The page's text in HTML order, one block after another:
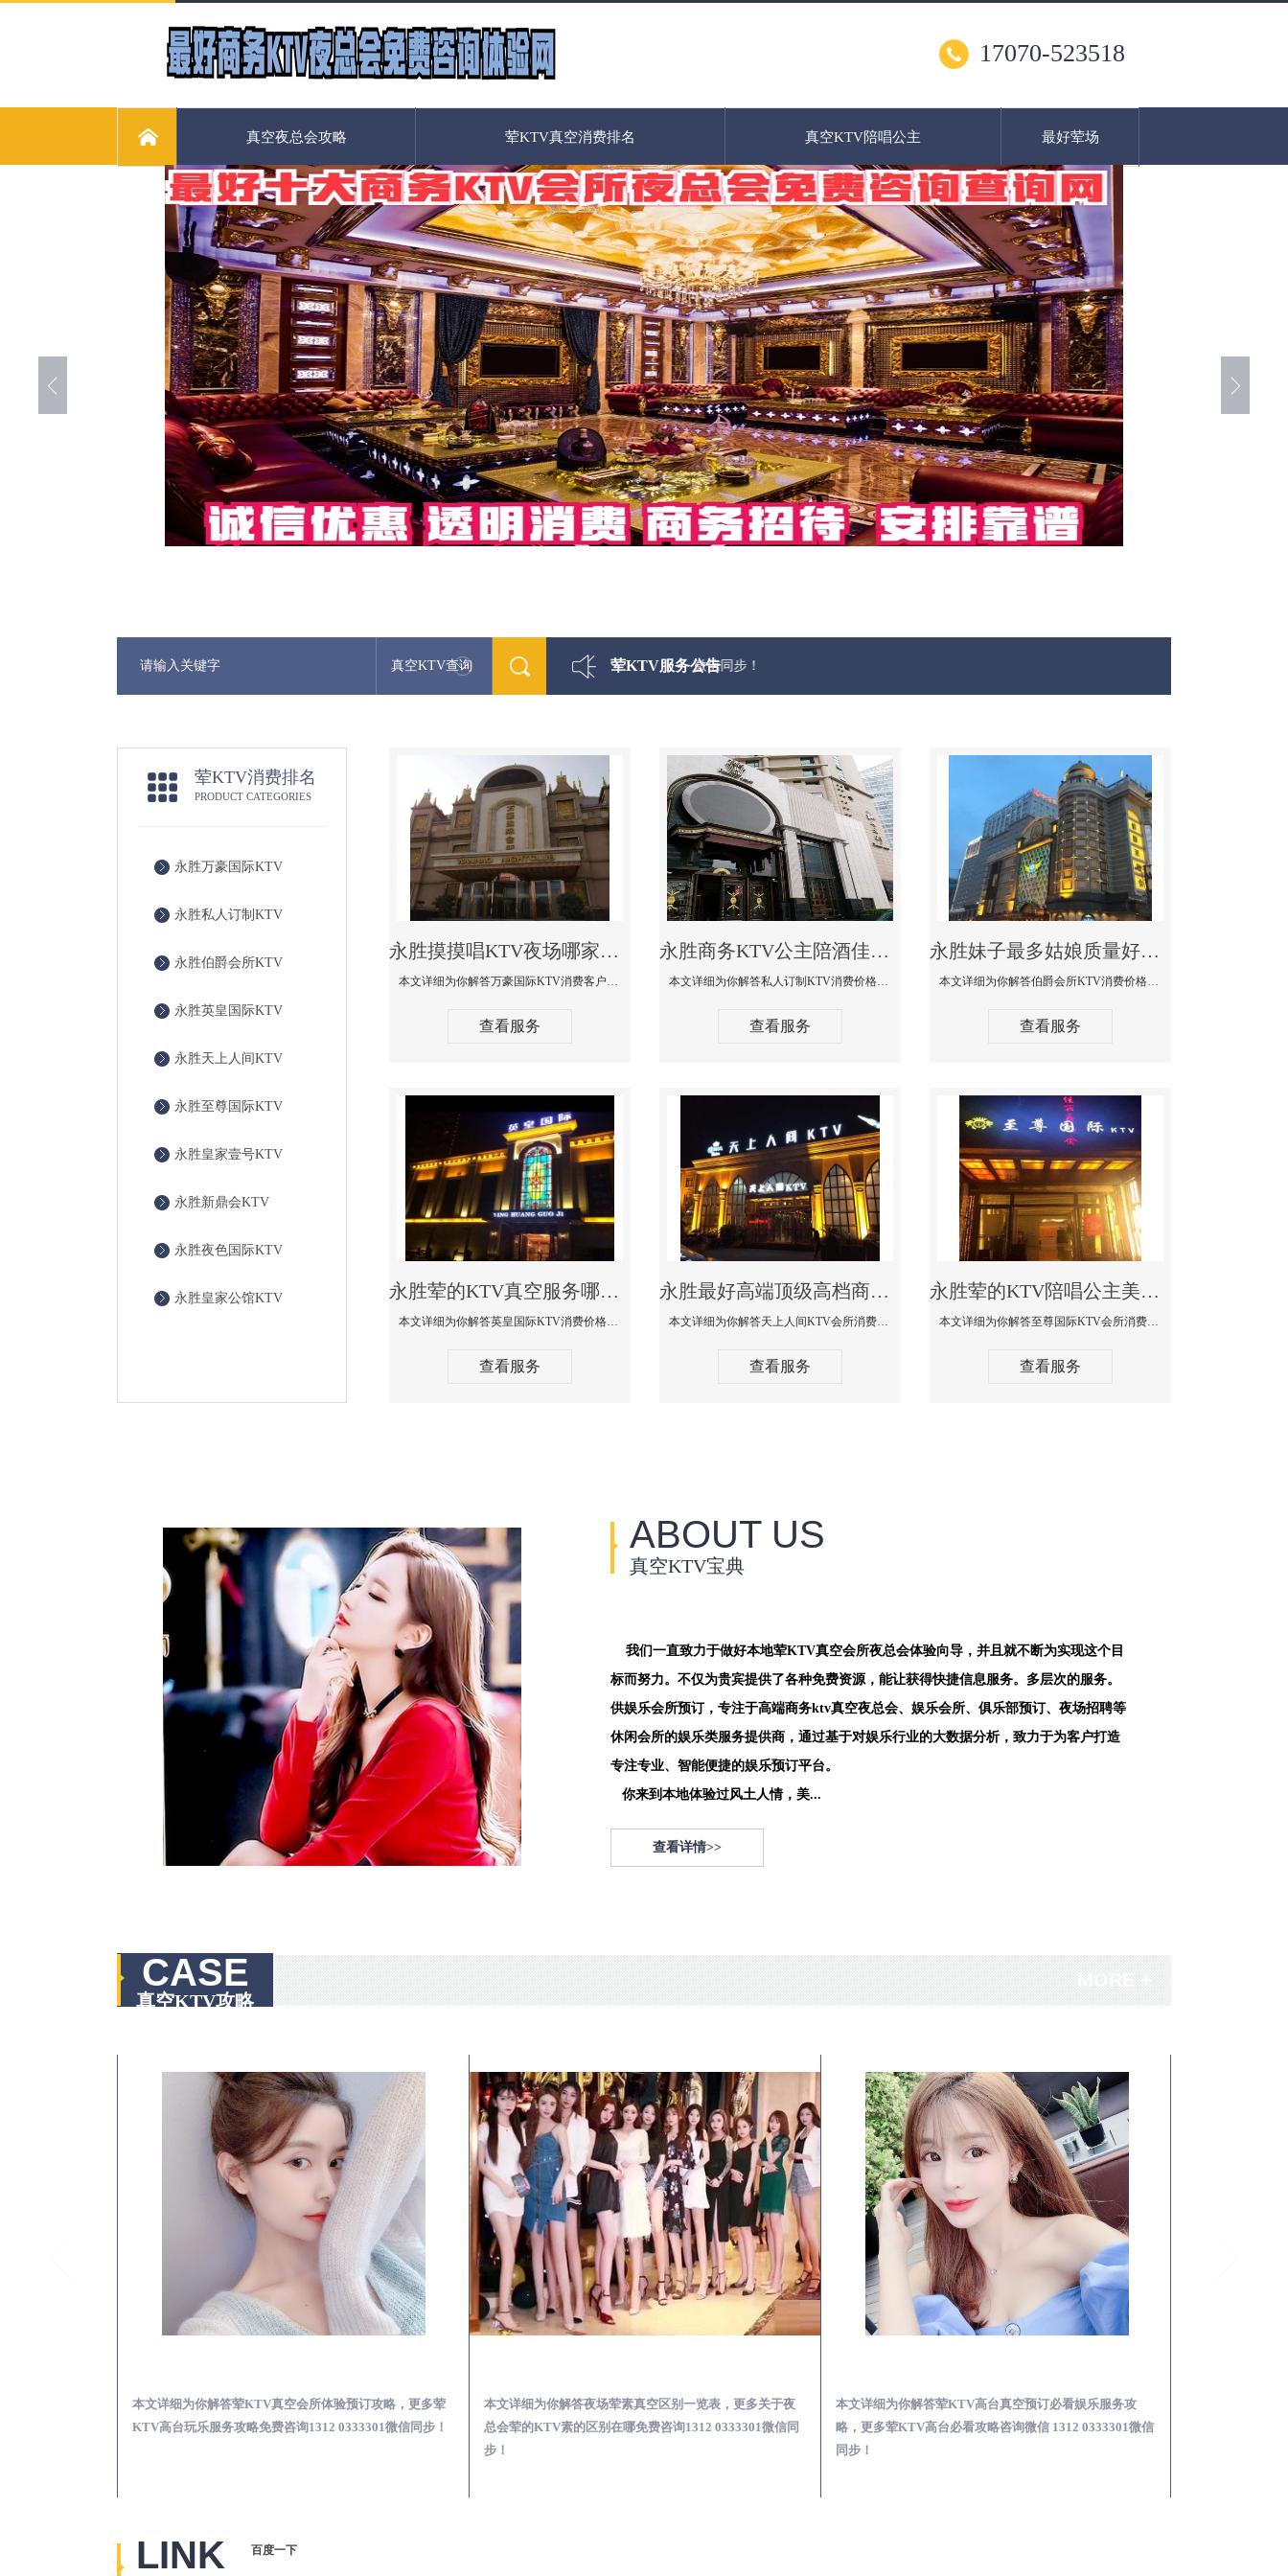
17070-523518
真空夜总会攻略 荤KTV真空消费排名 真空KTV陪唱公主 最好荤场
真空KTV查询 荤KTV服务公告
荤KTV消费排名
PRODUCT CATEGORIES
永胜万豪国际KTV
永胜私人订制KTV
永胜伯爵会所KTV
永胜英皇国际KTV
永胜天上人间KTV
永胜至尊国际KTV
永胜皇家壹号KTV
永胜新鼎会KTV
永胜夜色国际KTV
永胜皇家公馆KTV
永胜摸摸唱KTV夜场哪家好玩开放-万豪国际KTV消费客户点评
本文详细为你解答万豪国际KTV消费客户点评，更多关于摸摸唱KTV夜场哪家好玩开放咨询1312 0333301微信同步！
查看服务
永胜商务KTV公主陪酒佳丽漂亮哪家多-私人订制KTV消费价格口碑点评
本文详细为你解答私人订制KTV消费价格口碑点评，更多关于商务KTV公主陪酒佳丽漂亮哪家多免费咨询1312 0333301微信同步！
查看服务
永胜妹子最多姑娘质量好的真空夜总会KTV-伯爵会所KTV消费点评
本文详细为你解答伯爵会所KTV消费价格点评，更多关于妹子最多姑娘质量好的真空夜总会KTV免费咨询1312 0333301微信同步！
查看服务
永胜荤的KTV真空服务哪家好-英皇国际KTV消费价格口碑点评
本文详细为你解答英皇国际KTV消费价格点评，更多关于荤的KTV真空服务哪家好免费咨询1312 0333301微信同步！
查看服务
永胜最好高端顶级高档商务KTV夜总会-天上人间KTV消费点评
本文详细为你解答天上人间KTV会所消费价格点评，更多关于最好高端顶级高档商务KTV夜总会免费咨询1312 0333301微信同步！
查看服务
永胜荤的KTV陪唱公主美女哪家最多-至尊国际KTV会所消费价格
本文详细为你解答至尊国际KTV会所消费价格点评，更多关于荤的KTV陪唱公主美女哪家最多免费咨询1312 0333301微信同步！
查看服务
ABOUT US
真空KTV宝典
我们一直致力于做好本地荤KTV真空会所夜总会体验向导，并且就不断为实现这个目
标而努力。不仅为贵宾提供了各种免费资源，能让获得快捷信息服务。多层次的服务。
供娱乐会所预订，专注于高端商务ktv真空夜总会、娱乐会所、俱乐部预订、夜场招聘等
休闲会所的娱乐类服务提供商，通过基于对娱乐行业的大数据分析，致力于为客户打造
专注专业、智能便捷的娱乐预订平台。
你来到本地体验过风土人情，美...
查看详情>>
CASE
真空KTV攻略
本文详细为你解答荤KTV真空会所体验预订攻略，更多荤
KTV高台玩乐服务攻略免费咨询1312 0333301微信同步！
本文详细为你解答夜场荤素真空区别一览表，更多关于夜
总会荤的KTV素的区别在哪免费咨询1312 0333301微信同
步！
本文详细为你解答荤KTV高台真空预订必看娱乐服务攻
略，更多荤KTV高台必看攻略咨询微信 1312 0333301微信
同步！
LINK 百度一下